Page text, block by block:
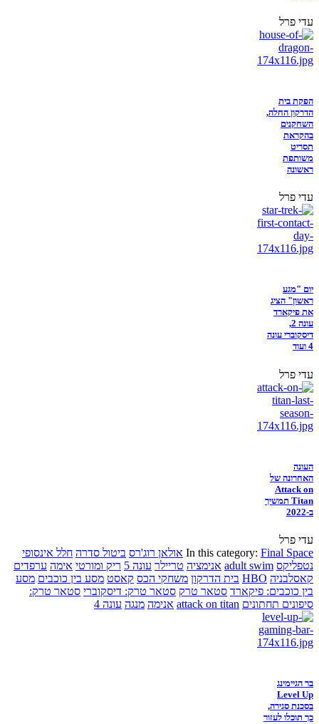
עדי פרל
הפקת בית
הדרקון החלה,
השחקנים
בהקראת
תסריט
משותפת
ראשונה
עדי פרל
יום "מגע
ראשון" הציג
את פיקארד
עונה 2,
דיסקוברי עונה
4 ועוד
עדי פרל
העונה
האחרונה של
Attack on
Titan תמשיך
ב-2022
עדי פרל
In this category: Final Space אולאן רוג'רס ביטול סדרה חלל אינסופי
נטפליקס adult swim אנימציה טריילר עונה 5 ריק ומורטי אימה ערפדים
קאסלבניה HBO בית הדרקון משחקי הכס קאסט מסע בין כוכבים מסע
בין כוכבים: פיקארד סטאר טרק סטאר טרק: דיסקוברי סטאר טרק:
סיפונים תחתונים attack on titan אנימה מנגה עונה 4
בר הגיימינג
Level Up
בסכנת סגירה,
כך תוכלו לעזור